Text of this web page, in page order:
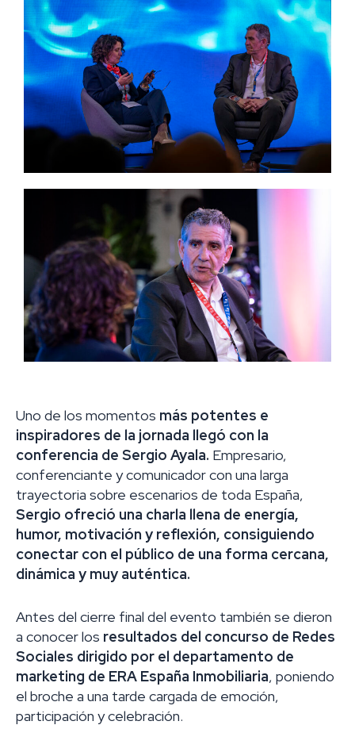
Uno de los momentos más potentes e
inspiradores de la jornada llegó con la
conferencia de Sergio Ayala. Empresario,
conferenciante y comunicador con una larga
trayectoria sobre escenarios de toda España,
Sergio ofreció una charla llena de energía,
humor, motivación y reflexión, consiguiendo
conectar con el público de una forma cercana,
dinámica y muy auténtica.
Antes del cierre final del evento también se dieron
a conocer los resultados del concurso de Redes
Sociales dirigido por el departamento de
marketing de ERA España Inmobiliaria, poniendo
el broche a una tarde cargada de emoción,
participación y celebración.